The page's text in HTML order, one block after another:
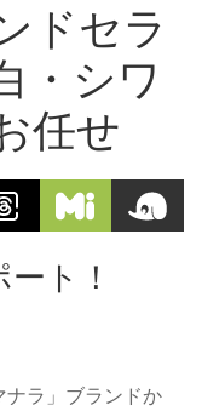
ドセラ
・シワ
任せ
ト！
ラ」ブランドか